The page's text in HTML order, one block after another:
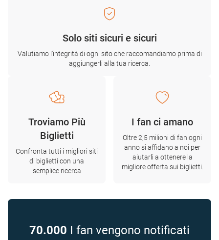
Solo siti sicuri e sicuri
Valutiamo l'integrità di ogni sito che raccomandiamo prima di
aggiungerli alla tua ricerca.
Troviamo Più
Biglietti
Confronta tutti i migliori siti
di biglietti con una
semplice ricerca
I fan ci amano
Oltre 2,5 milioni di fan ogni
anno si affidano a noi per
aiutarli a ottenere la
migliore offerta sui biglietti.
70.000 I fan vengono notificati